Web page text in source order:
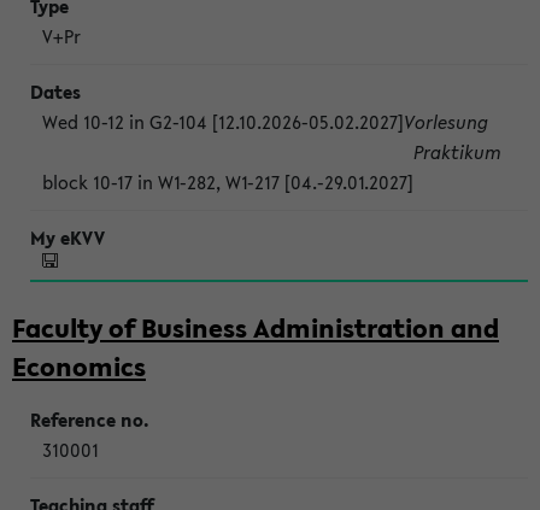
V+Pr
Wed 10-12 in G2-104 [12.10.2026-05.02.2027]Vorlesung
block 10-17 in W1-282, W1-217 [04.-29.01.2027]
Praktikum
Faculty of Business Administration and
Economics
310001